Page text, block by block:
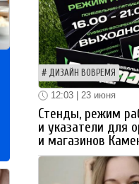
ДИЗАЙН ВОВРЕМЯ
12:03 | 23 июня
Стенды, режим
и указатели для
и магазинов